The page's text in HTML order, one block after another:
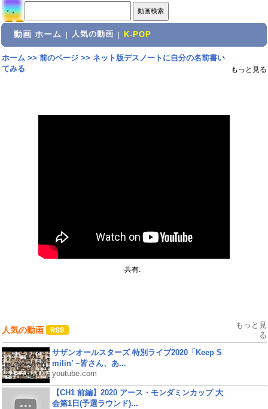
動画 ホーム 人気の動画 K-POP
ホーム>> 前のページ>> ネット版デスノートに自分の名前書い
てみる
もっと見る
共有:
人気の動画
もっと見
る
サザンオールスターズ 特別ライブ2020「Keep S
milin’ ~皆さん、あ...
youtube.com
【CH1 前編】2020 アース・モンダミンカップ 大
会第1日(予選ラウンド)...